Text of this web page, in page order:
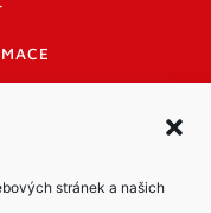
stránek a našich